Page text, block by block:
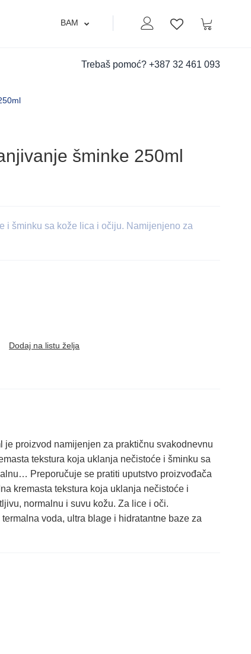
Moj nalogLista zelja
Korpa
BAM
Trebaš pomoć? +387 32 461 093
šminke 250ml
i šminku sa kože lica i očiju. Namijenjeno za
Dodaj na listu želja
proizvod namijenjen za praktičnu svakodnevnu
tekstura koja uklanja nečistoće i šminku sa
Preporučuje se pratiti uputstvo proizvođača
kremasta tekstura koja uklanja nečistoće i
normalnu i suvu kožu. Za lice i oči.
voda, ultra blage i hidratantne baze za